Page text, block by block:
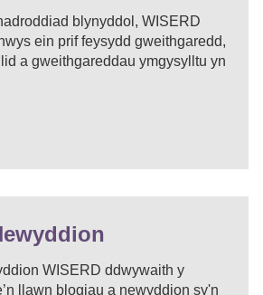
blynyddol, WISERD
ein prif feysydd gweithgaredd,
a gweithgareddau ymgysylltu yn
WISERD ddwywaith y
llawn blogiau a newyddion sy'n